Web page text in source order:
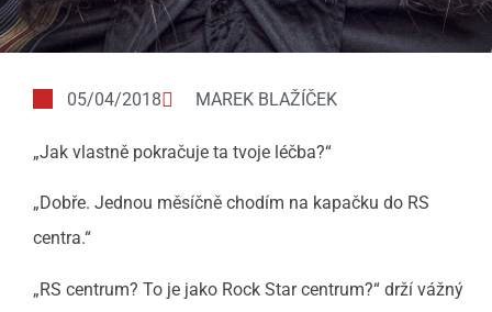
05/04/2018 MAREK BLAŽÍČEK
„Jak vlastně pokračuje ta tvoje léčba?“
„Dobře. Jednou měsíčně chodím na kapačku do RS
centra.“
„RS centrum? To je jako Rock Star centrum?“ drží vážný